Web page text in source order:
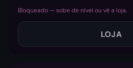
Bloqueado — sobe de nível ou vê a loja.
LOJA